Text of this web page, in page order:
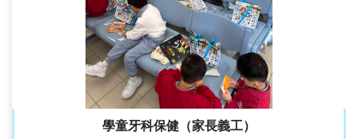
學童牙科保健（家長義工）